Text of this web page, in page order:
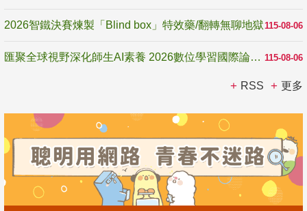
115-08-06
2026智鐵決賽煉製「Blind box」特效藥/翻轉無聊地獄
115-08-06
匯聚全球視野深化師生AI素養 2026數位學習國際論壇高雄登場
RSS 更多